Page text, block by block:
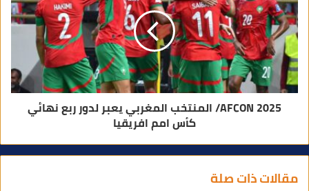
AFCON 2025/ المنتخب المغربي يعبر لدور ربع نهائي
كأس امم افريقيا
مقالات ذات صلة